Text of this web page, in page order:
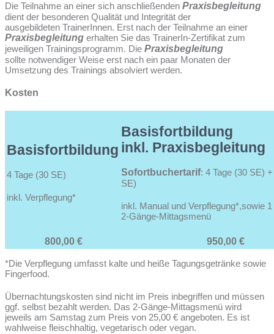
Die Teilnahme an einer sich anschließenden Praxisbegleitung
dient der besonderen Qualität und Integrität der
ausgebildeten TrainerInnen. Erst nach der Teilnahme an einer
Praxisbegleitung erhalten Sie das TrainerIn-Zertifikat zum
jeweiligen Trainingsprogramm. Die Praxisbegleitung
sollte notwendiger Weise erst nach ein paar Monaten der
Umsetzung des Trainings absolviert werden.
Kosten
Basisfortbildung
4 Tage (30 SE)
inkl. Verpflegung*
Basisfortbildung
inkl. Praxisbegleitung
Sofortbuchertarif: 4 Tage (30 SE)
SE)
inkl. Manual und Verpflegung*,sowie
2-Gänge-Mittagsmenü
800,00 € 950,00 €
*Die Verpflegung umfasst kalte und heiße Tagungsgetränke sowie
Fingerfood.
Übernachtungskosten sind nicht im Preis inbegriffen und müssen
ggf. selbst bezahlt werden. Das 2-Gänge-Mittagsmenü wird
jeweils am Samstag zum Preis von 25,00 € angeboten. Es ist
wahlweise fleischhaltig, vegetarisch oder vegan.